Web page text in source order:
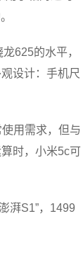
625的水平，
设计：手机尺
用需求，但与
时，小米5c可
湃S1”，1499